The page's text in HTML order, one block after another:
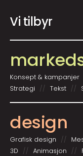
Vi tilbyr
Konsept & kampanjer
Strategi
Tekst
design
Grafisk design
3D
Animasjon